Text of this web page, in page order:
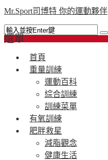
Mr.Sport司博特 你的運動夥伴
選單
首頁
重量訓練
運動百科
綜合訓練
訓練菜單
有氧訓練
肥胖救星
減脂觀念
健康生活